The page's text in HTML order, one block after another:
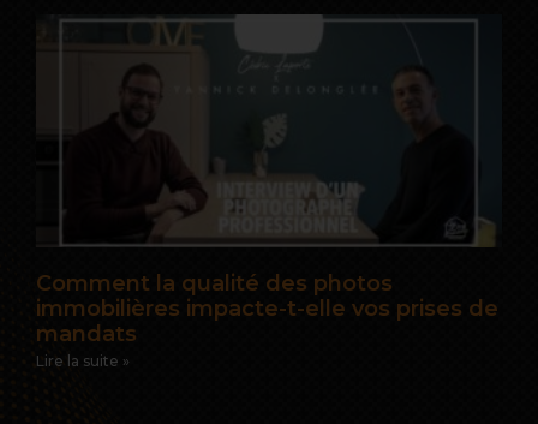
Comment la qualité des photos
immobilières impacte-t-elle vos prises de
mandats
Lire la suite »